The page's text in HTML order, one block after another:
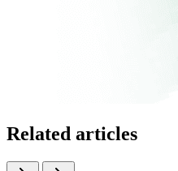
Related articles